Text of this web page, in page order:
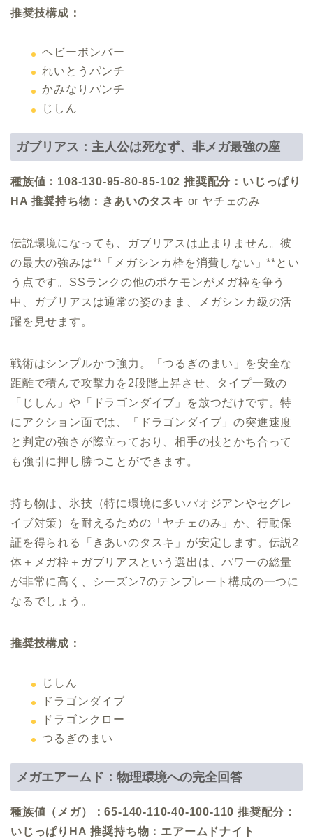
推奨技構成：
ヘビーボンバー
れいとうパンチ
かみなりパンチ
じしん
ガブリアス：主人公は死なず、非メガ最強の座
種族値：108-130-95-80-85-102 推奨配分：いじっぱり
HA 推奨持ち物：きあいのタスキ or ヤチェのみ
伝説環境になっても、ガブリアスは止まりません。彼
の最大の強みは**「メガシンカ枠を消費しない」**とい
う点です。SSランクの他のポケモンがメガ枠を争う
中、ガブリアスは通常の姿のまま、メガシンカ級の活
躍を見せます。
戦術はシンプルかつ強力。「つるぎのまい」を安全な
距離で積んで攻撃力を2段階上昇させ、タイプ一致の
「じしん」や「ドラゴンダイブ」を放つだけです。特
にアクション面では、「ドラゴンダイブ」の突進速度
と判定の強さが際立っており、相手の技とかち合って
も強引に押し勝つことができます。
持ち物は、氷技（特に環境に多いパオジアンやセグレ
イブ対策）を耐えるための「ヤチェのみ」か、行動保
証を得られる「きあいのタスキ」が安定します。伝説2
体＋メガ枠＋ガブリアスという選出は、パワーの総量
が非常に高く、シーズン7のテンプレート構成の一つに
なるでしょう。
推奨技構成：
じしん
ドラゴンダイブ
ドラゴンクロー
つるぎのまい
メガエアームド：物理環境への完全回答
種族値（メガ）：65-140-110-40-100-110 推奨配分：
いじっぱりHA 推奨持ち物：エアームドナイト